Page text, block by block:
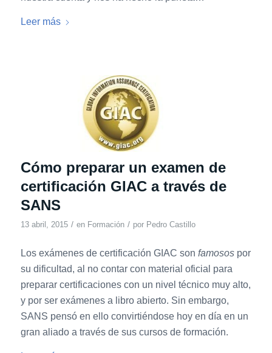
Leer más
Cómo preparar un examen de
certificación GIAC a través de
SANS
13 abril, 2015 / en Formación / por Pedro Castillo
Los exámenes de certificación GIAC son famosospor
su dificultad, al no contar con material oficial para
preparar certificaciones con un nivel técnico muy alto,
y por ser exámenes a libro abierto. Sin embargo,
SANS pensó en ello convirtiéndose hoy en día en un
gran aliado a través de sus cursos de formación.